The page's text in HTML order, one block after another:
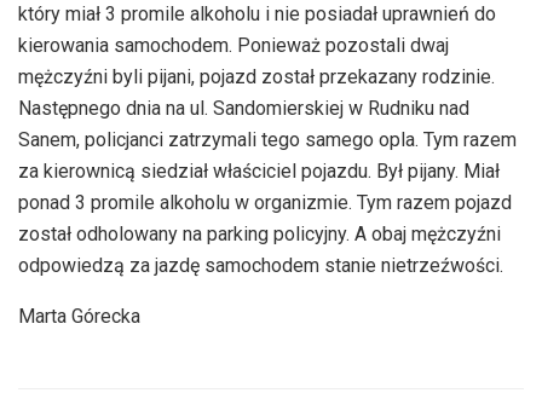
który miał 3 promile alkoholu i nie posiadał uprawnień do
kierowania samochodem. Ponieważ pozostali dwaj
mężczyźni byli pijani, pojazd został przekazany rodzinie.
Następnego dnia na ul. Sandomierskiej w Rudniku nad
Sanem, policjanci zatrzymali tego samego opla. Tym razem
za kierownicą siedział właściciel pojazdu. Był pijany. Miał
ponad 3 promile alkoholu w organizmie. Tym razem pojazd
został odholowany na parking policyjny. A obaj mężczyźni
odpowiedzą za jazdę samochodem stanie nietrzeźwości.
Marta Górecka